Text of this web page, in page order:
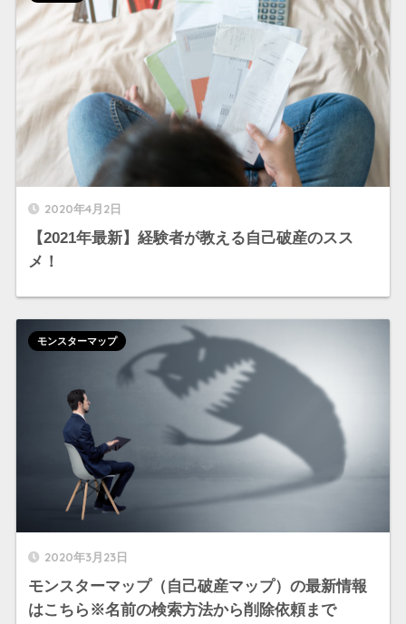
2020年4月2日
【2021年最新】経験者が教える自己破産のスス
メ！
2020年3月23日
モンスターマップ（自己破産マップ）の最新情報
はこちら※名前の検索方法から削除依頼まで
モンスターマップ